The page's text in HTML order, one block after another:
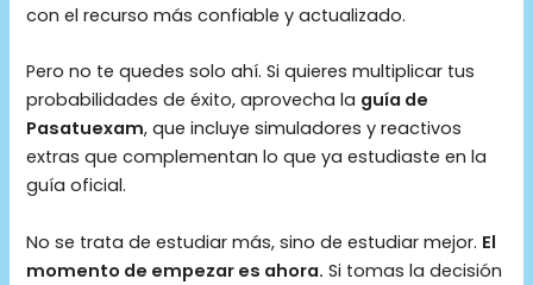
con el recurso más confiable y actualizado.
Pero no te quedes solo ahí. Si quieres multiplicar tus
probabilidades de éxito, aprovecha la guía de
Pasatuexam, que incluye simuladores y reactivos
extras que complementan lo que ya estudiaste en la
guía oficial.
No se trata de estudiar más, sino de estudiar mejor. El
momento de empezar es ahora. Si tomas la decisión